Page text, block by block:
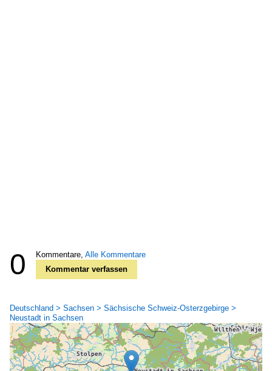
0 Kommentare, Alle Kommentare
Kommentar verfassen
Deutschland > Sachsen > Sächsische Schweiz-Osterzgebirge >
Neustadt in Sachsen